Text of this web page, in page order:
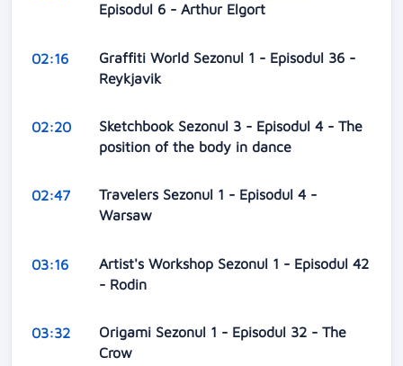
Episodul 6 - Arthur Elgort
02:16
Graffiti World Sezonul 1 - Episodul 36 -
Reykjavik
02:20
Sketchbook Sezonul 3 - Episodul 4 - The
position of the body in dance
02:47
Travelers Sezonul 1 - Episodul 4 -
Warsaw
03:16
Artist's Workshop Sezonul 1 - Episodul 42
- Rodin
03:32
Origami Sezonul 1 - Episodul 32 - The
Crow